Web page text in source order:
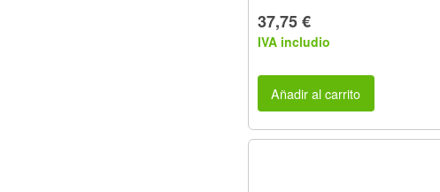
37,75 €
IVA includio
Añadir al carrito